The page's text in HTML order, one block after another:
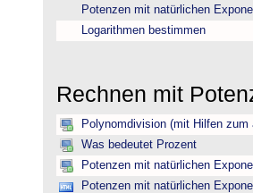
Potenzen mit natürlichen
Logarithmen bestimmen
Rechnen mit
Polynomdivision (mit Hilfen
Was bedeutet Prozent
Potenzen mit natürlichen
Potenzen mit natürlichen